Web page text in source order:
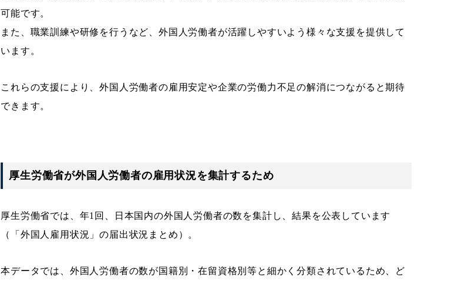
可能です。
また、職業訓練や研修を行うなど、外国人労働者が活躍しやすいよう様々な支援を提供して
います。
これらの支援により、外国人労働者の雇用安定や企業の労働力不足の解消につながると期待
できます。
厚生労働省が外国人労働者の雇用状況を集計するため
厚生労働省では、年1回、日本国内の外国人労働者の数を集計し、結果を公表しています
（「外国人雇用状況」の届出状況まとめ）。
本データでは、外国人労働者の数が国籍別・在留資格別等と細かく分類されているため、ど